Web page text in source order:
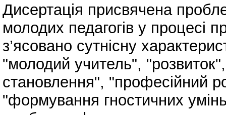
Дисертація присвячена
молодих педагогів у процесі
з’ясовано сутнісну
"молодий учитель",
становлення", "професійний
"формування гностичних